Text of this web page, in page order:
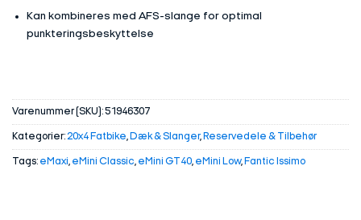
Kan kombineres med AFS-slange for optimal
punkteringsbeskyttelse
Varenummer (SKU):51946307
Kategorier:20x4 Fatbike, Dæk & Slanger, Reservedele & Tilbehør
Tags: eMaxi, eMini Classic, eMini GT40, eMini Low, Fantic Issimo